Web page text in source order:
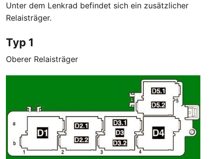
Unter dem Lenkrad befindet sich ein zusätzlicher
Relaisträger.
Typ 1
Oberer Relaisträger